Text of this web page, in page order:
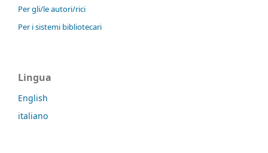
Per gli/le autori/rici
Per i sistemi bibliotecari
Lingua
English
italiano